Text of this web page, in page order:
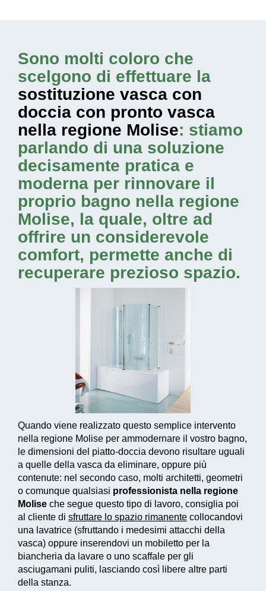
Sono molti coloro che
scelgono di effettuare la
sostituzione vasca con
doccia con pronto vasca
nella regione Molise: stiamo
parlando di una soluzione
decisamente pratica e
moderna per rinnovare il
proprio bagno nella regione
Molise, la quale, oltre ad
offrire un considerevole
comfort, permette anche di
recuperare prezioso spazio.
Quando viene realizzato questo semplice intervento
nella regione Molise per ammodernare il vostro bagno,
le dimensioni del piatto-doccia devono risultare uguali
a quelle della vasca da eliminare, oppure più
contenute: nel secondo caso, molti architetti, geometri
o comunque qualsiasi professionista nella regione
Molise che segue questo tipo di lavoro, consiglia poi
al cliente di sfruttare lo spazio rimanente collocandovi
una lavatrice (sfruttando i medesimi attacchi della
vasca) oppure inserendovi un mobiletto per la
biancheria da lavare o uno scaffale per gli
asciugamani puliti, lasciando così libere altre parti
della stanza.